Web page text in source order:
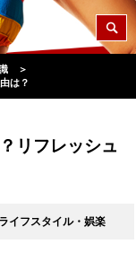
＞
は？
リフレッシュ
ライフスタイル・娯楽